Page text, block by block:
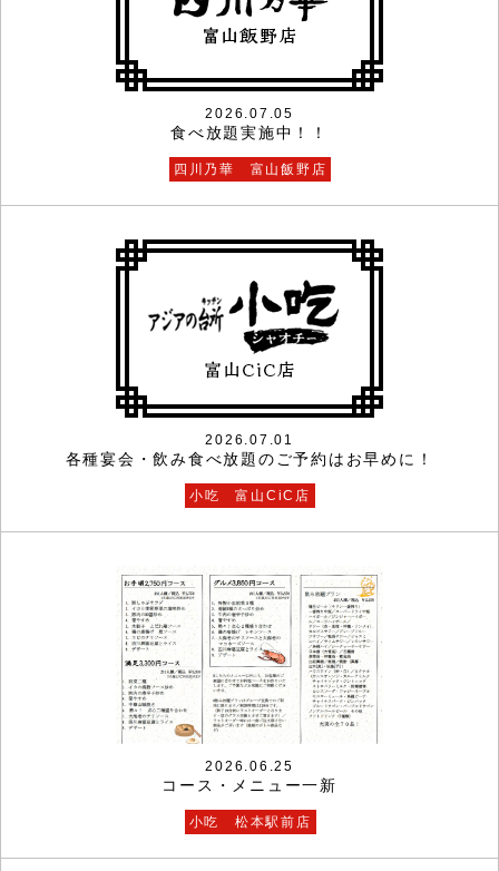
2026.07.05
食べ放題実施中！！
四川乃華 富山飯野店
2026.07.01
各種宴会・飲み食べ放題のご予約はお早めに！
小吃 富山CiC店
2026.06.25
コース・メニュー一新
小吃 松本駅前店